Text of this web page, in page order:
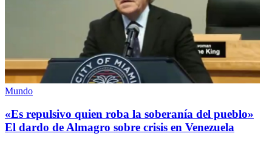
Mundo
«Es repulsivo quien roba la soberanía del pueblo»
El dardo de Almagro sobre crisis en Venezuela